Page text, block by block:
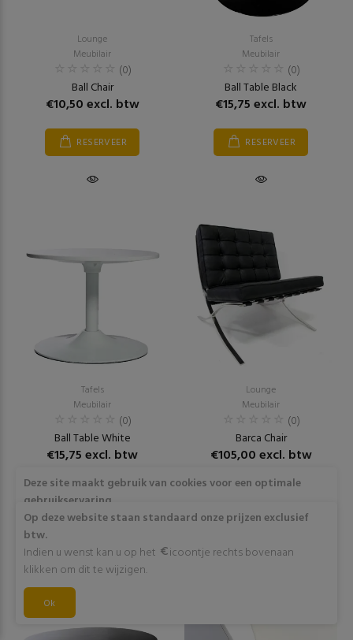
Lounge
Meubilair
(0)
Ball Chair
€10,50 excl. btw
RESERVEER
Tafels
Meubilair
(0)
Ball Table Black
€15,75 excl. btw
RESERVEER
Tafels
Meubilair
(0)
Ball Table White
€15,75 excl. btw
RESERVEER
Lounge
Meubilair
(0)
Barca Chair
€105,00 excl. btw
RESERVEER
Deze site maakt gebruik van cookies voor een optimale
gebruikservaring
Door op "Akkoord" te klikken of verder gebruik te maken
van deze website gaat stemt u in met het gebruik van deze
cookies. Wens je meer info omtrent deze cookies? Klik dan
op "Meer info".
Akkoord
Op deze website staan standaard onze prijzen exclusief
btw.
Indien u wenst kan u op het
icoontje rechts bovenaan
klikken om dit te wijzigen.
Ok